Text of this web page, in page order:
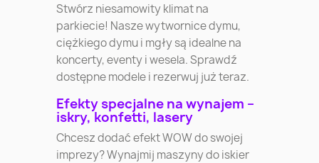
Stwórz niesamowity klimat na
parkiecie! Nasze wytwornice dymu,
ciężkiego dymu i mgły są idealne na
koncerty, eventy i wesela. Sprawdź
dostępne modele i rezerwuj już teraz.
Efekty specjalne na wynajem –
iskry, konfetti, lasery
Chcesz dodać efekt WOW do swojej
imprezy? Wynajmij maszyny do iskier